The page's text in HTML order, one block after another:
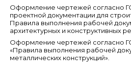
Оформление чертежей согласно
проектной документации для
Правила выполнения рабочей
архитектурных и конструктивных
Оформление чертежей согласно
«Правила выполнения рабочей
металлических конструкций».